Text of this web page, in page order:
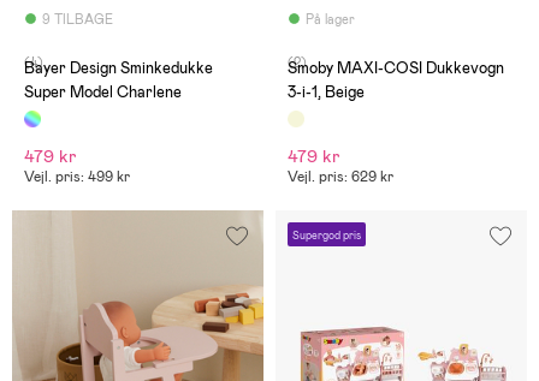
9 TILBAGE
(4)
Bayer Design Sminkedukke
Super Model Charlene
479 kr
Vejl. pris: 499 kr
På lager
(2)
Smoby MAXI-COSI Dukkevogn
3-i-1, Beige
479 kr
Vejl. pris: 629 kr
Supergod pris